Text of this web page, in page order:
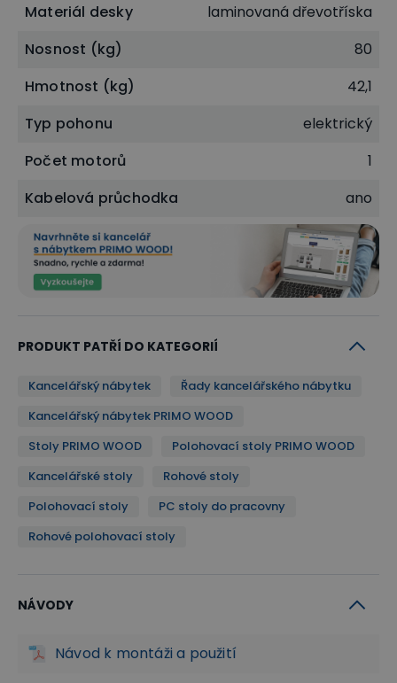
Myslí i na ergonomii práce
Ergonomický pracovní stůl PRIMO WOOD splňuje
cílem co nejvíce minimalizovat škodlivé efekty
celodenního sezení za počítačem podporuje
správné opření Vašich rukou na stole. Ergonomický
provedení.
Zvedací stůl PRIMO WOOD je postaven na výškově
střídat práci vsedě a vestoje. Zamezíte tak nejen
Materiál desky
laminovaná dřevotříska
Nosnost (kg)
80
Hmotnost (kg)
42,1
Typ pohonu
elektrický
Počet motorů
1
Kabelová průchodka
ano
PRODUKT PATŘÍ DO KATEGORIÍ
Kancelářský nábytek
Řady kancelářského nábytku
Kancelářský nábytek PRIMO WOOD
Stoly PRIMO WOOD
Polohovací stoly PRIMO WOOD
Kancelářské stoly
Rohové stoly
Polohovací stoly
PC stoly do pracovny
Rohové polohovací stoly
NÁVODY
Návod k montáži a použití